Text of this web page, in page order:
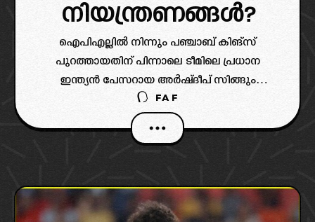
നിയന്ത്രണങ്ങൾ?
ഐപിഎല്ലിൽ നിന്നും പഞ്ചാബ് കിങ്സ്
പുറത്തായതിന് പിന്നാലെ ടീമിലെ പ്രധാന
ഇന്ത്യൻ പേസറായ അർഷ്ദീപ് സിങ്ങും
ഫ്രാഞ്ചൈസി മാനേജ്മെന്റും തമ്മിൽ കടുത്ത
ഭിന്നതയിലാണെന്നാണ് സൂചന ((Arshdeep
Singh Instagram Deleted Posts).. താരം തന്റെ
FAF